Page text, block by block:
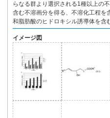
らなる群より選択される1種以上の
含む不溶画分を得る、不溶化工程を
和脂肪酸のヒドロキシル誘導体を含
イメージ図